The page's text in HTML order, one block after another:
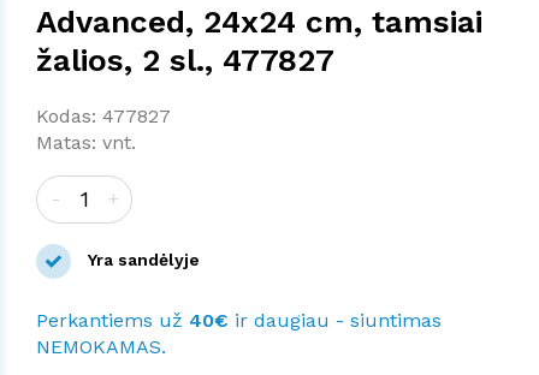
Advanced, 24x24 cm, tamsiai
žalios, 2 sl., 477827
Kodas: 477827
Matas: vnt.
- +
Yra sandėlyje
Perkantiems už 40€ ir daugiau - siuntimas
NEMOKAMAS.